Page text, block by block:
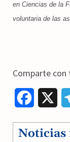
en Ciencias de la
voluntaria de las
Comparte
c
Noticias